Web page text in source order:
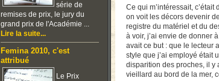
série de
remises de prix, le jury du
grand prix de l'Académie ...
Lire la suite...
Femina 2010, c'est
attribué
Le Prix
Ce qui m’intéressait,
on voit les décors devenir
registre du matériel et du
à voir, j’ai envie de donner
avait ce but : que le lecteur
style que j’ai employé était
disparition des proches, il y
vieillard au bord de la mer,